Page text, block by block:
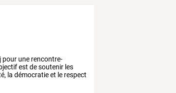
pour une rencontre-
est desoutenir les
la démocratieet le respect